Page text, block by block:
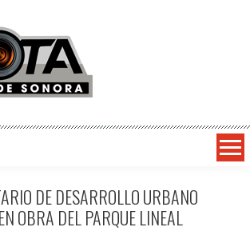
De Sonora
DE DESARROLLO URBANO
OBRA DEL PARQUE LINEAL